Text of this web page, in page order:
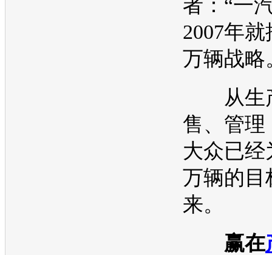
者：“一
2007年
万辆战略
从生
售、管理
大众已经
万辆的目
来。
赢在